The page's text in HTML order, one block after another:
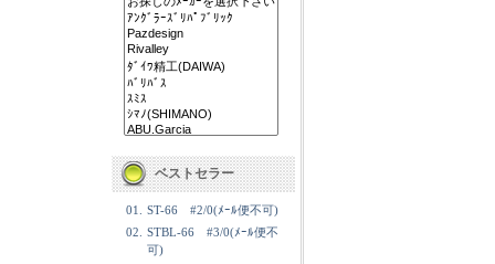
ベストセラー
01.
ST-66 #2/0(ﾒｰﾙ便不可)
02.
STBL-66 #3/0(ﾒｰﾙ便不
可)